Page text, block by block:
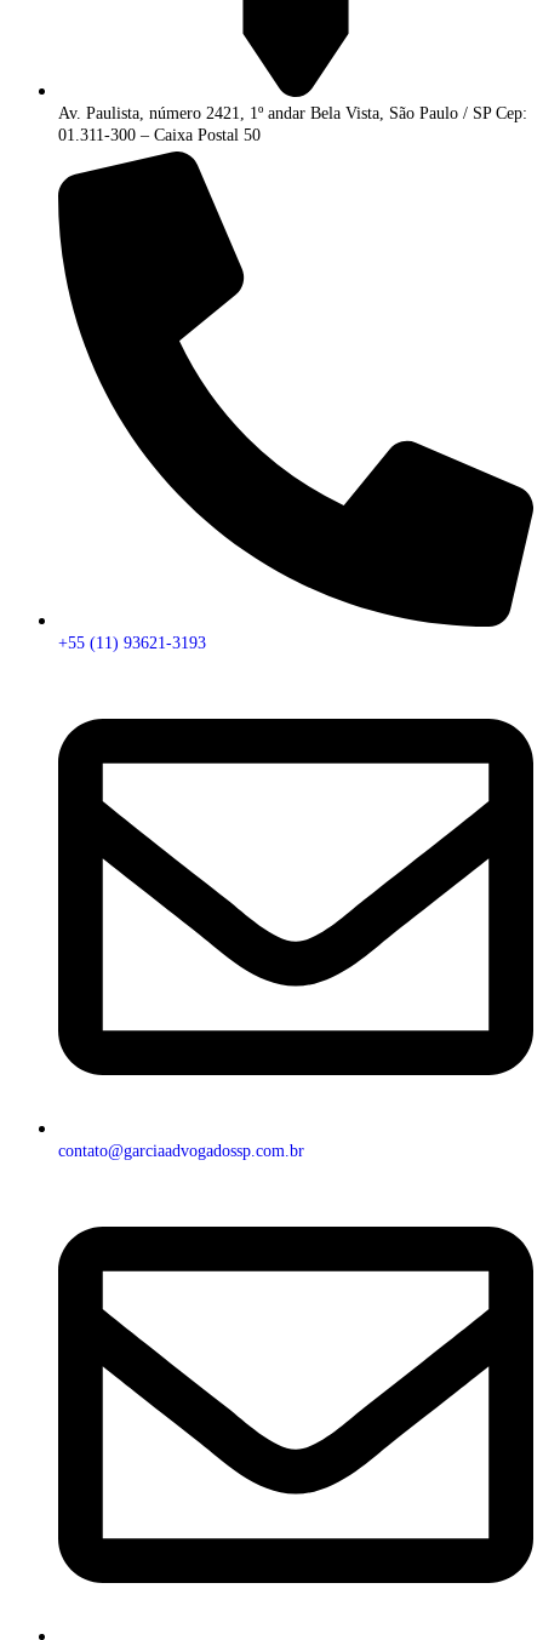
Av. Paulista, número 2421, 1º andar Bela Vista, São Paulo / SP Cep:
01.311-300 – Caixa Postal 50
+55 (11) 93621-3193
contato@garciaadvogadossp.com.br